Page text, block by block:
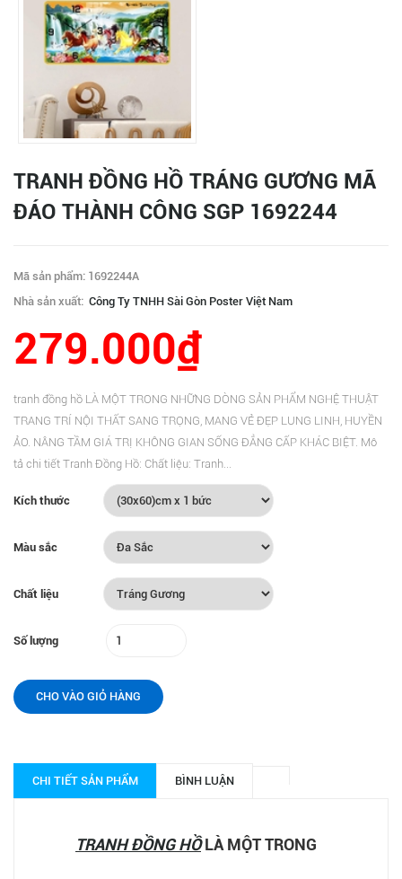
TRANH ĐỒNG HỒ TRÁNG GƯƠNG MÃ
ĐÁO THÀNH CÔNG SGP 1692244
Mã sản phẩm: 1692244A
Nhà sản xuất: Công Ty TNHH Sài Gòn Poster Việt Nam
279.000₫
tranh đồng hồ LÀ MỘT TRONG NHỮNG DÒNG SẢN PHẨM NGHỆ THUẬT
TRANG TRÍ NỘI THẤT SANG TRỌNG, MANG VẺ ĐẸP LUNG LINH, HUYỀN
ẢO. NÂNG TẦM GIÁ TRỊ KHÔNG GIAN SỐNG ĐẲNG CẤP KHÁC BIỆT. Mô
tả chi tiết Tranh Đồng Hồ: Chất liệu: Tranh...
Kích thước
Màu sắc
Chất liệu
Số lượng
CHO VÀO GIỎ HÀNG
CHI TIẾT SẢN PHẨM BÌNH LUẬN
TRANH ĐỒNG HỒLÀ MỘT TRONG